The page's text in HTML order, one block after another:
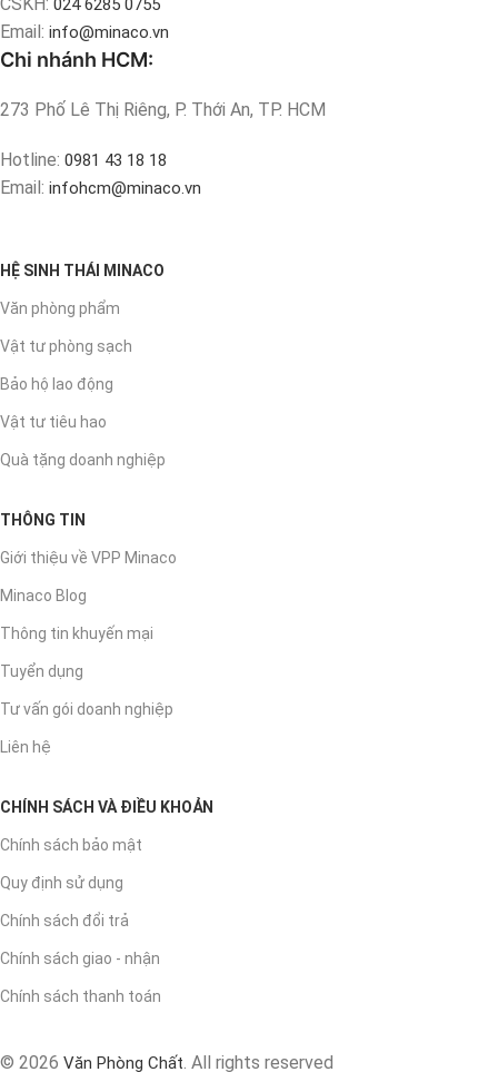
024 6285 0755
Email: info@minaco.vn
Chi nhánh HCM:
273 Phố Lê Thị Riêng, P. Thới An, TP. HCM
Hotline: 0981 43 18 18
Email: infohcm@minaco.vn
HỆ SINH THÁI MINACO
Văn phòng phẩm
Vật tư phòng sạch
Bảo hộ lao động
Vật tư tiêu hao
Quà tặng doanh nghiệp
THÔNG TIN
Giới thiệu về VPP Minaco
Minaco Blog
Thông tin khuyến mại
Tuyển dụng
Tư vấn gói doanh nghiệp
Liên hệ
CHÍNH SÁCH VÀ ĐIỀU KHOẢN
Chính sách bảo mật
Quy định sử dụng
Chính sách đổi trả
Chính sách giao - nhận
Chính sách thanh toán
© 2026 Văn Phòng Chất . All rights reserved